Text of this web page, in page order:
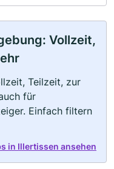
Vollzeit,
Teilzeit, zur
für
Einfach filtern
in Illertissen ansehen